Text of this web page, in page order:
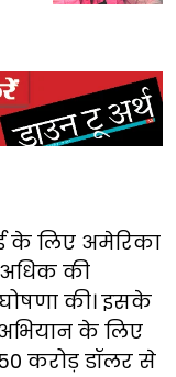
के लिए अमेरिका
की
की। इसके
अभियान के लिए
करोड़ डॉलर से